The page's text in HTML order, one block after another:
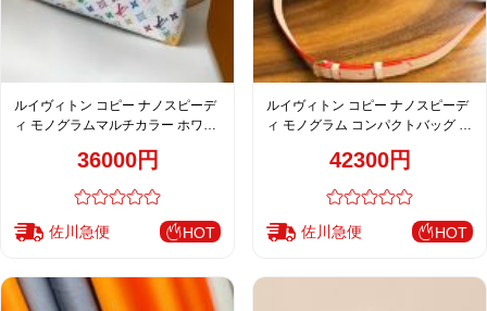
ルイヴィトン コピー ナノスピーデ
ィ モノグラムマルチカラー ホワイ
ストンバッグ36000円
佐川急便 HOT
ルイヴィトン コピー ナノスピーデ
ィ モノグラム コンパクトバッグ ブ
42300円
佐川急便 HOT